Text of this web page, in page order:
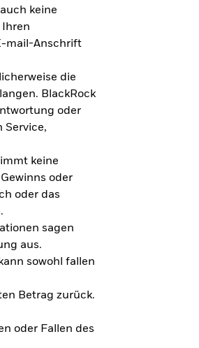
keine
Ihren
mail-Anschrift
die
BlackRock
oder
Service,
keine
oder
oder das
sagen
aus.
sowohl fallen
Betrag zurück.
oder Fallen des